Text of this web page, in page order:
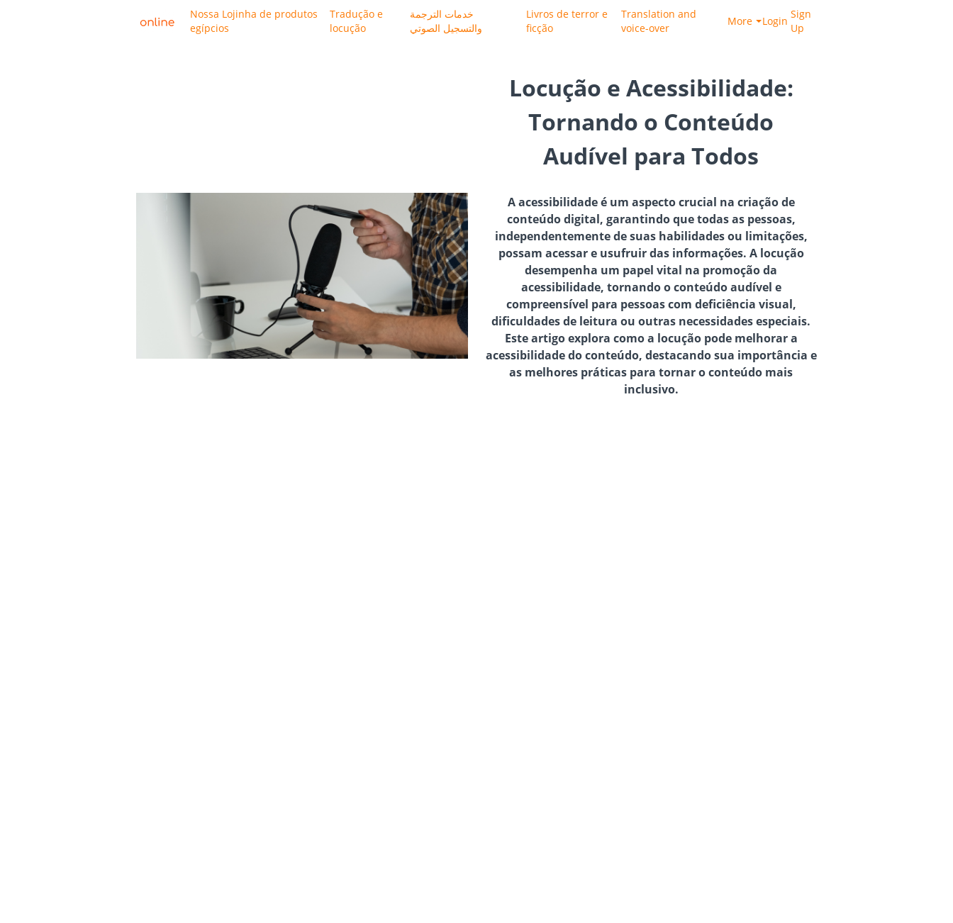
Nossa Lojinha de produtos
egípcios
Tradução e
locução
خدمات الترجمة
والتسجيل الصوتي
Livros de terror e
ficção
Translation and
voice-over
More Login
Sign
Up
Locução e Acessibilidade:
Tornando o Conteúdo
Audível para Todos
A acessibilidade é um aspecto crucial na criação de
conteúdo digital, garantindo que todas as pessoas,
independentemente de suas habilidades ou limitações,
possam acessar e usufruir das informações. A locução
desempenha um papel vital na promoção da
acessibilidade, tornando o conteúdo audível e
compreensível para pessoas com deficiência visual,
dificuldades de leitura ou outras necessidades especiais.
Este artigo explora como a locução pode melhorar a
acessibilidade do conteúdo, destacando sua importância e
as melhores práticas para tornar o conteúdo mais
inclusivo.